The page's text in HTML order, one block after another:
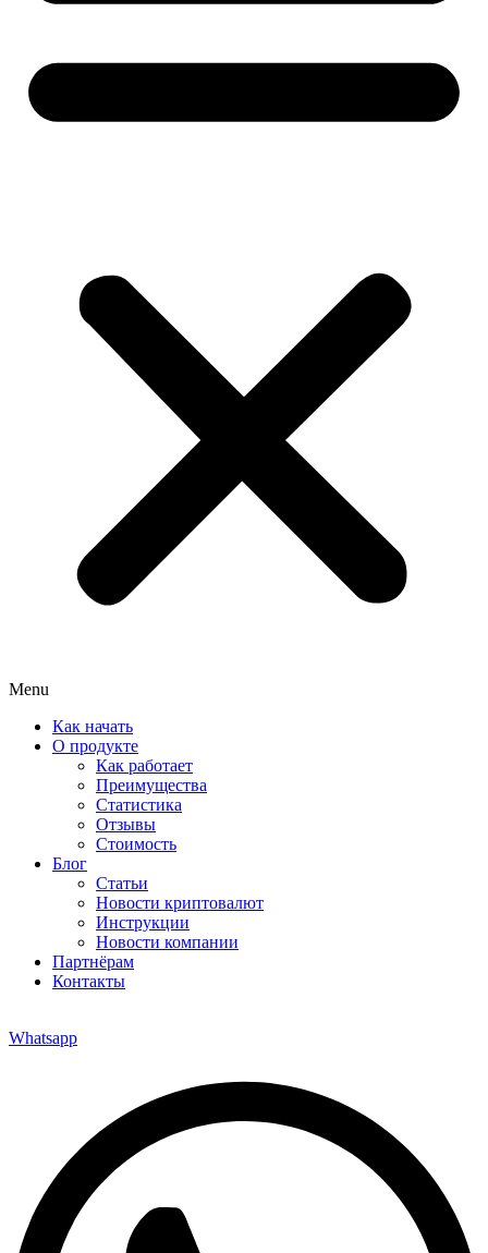
Menu
Как начать
О продукте
Как работает
Преимущества
Статистика
Отзывы
Стоимость
Блог
Статьи
Новости криптовалют
Инструкции
Новости компании
Партнёрам
Контакты
Whatsapp